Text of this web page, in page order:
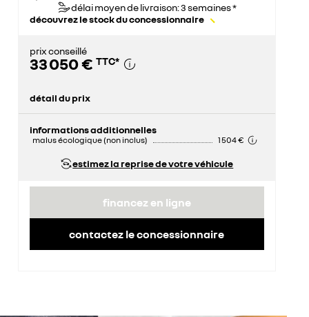
délai moyen de livraison: 3 semaines *
découvrez le stock du concessionnaire
prix conseillé
33 050 € TTC*
détail du prix
informations additionnelles
malus écologique (non inclus) 1 504 €
estimez la reprise de votre véhicule
financez en ligne
contactez le concessionnaire